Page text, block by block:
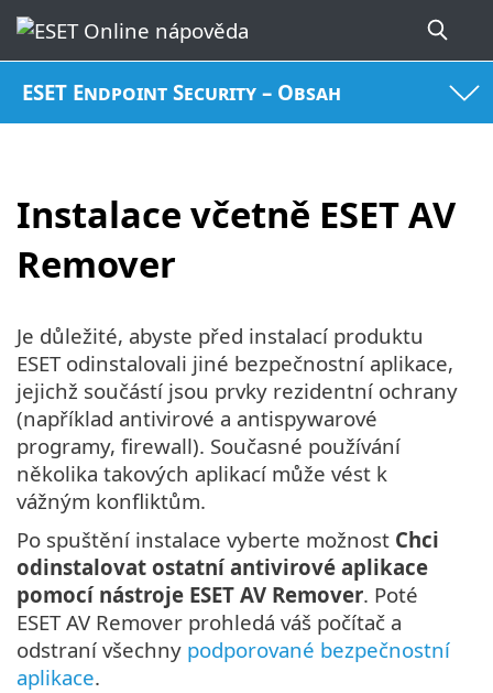
ESET Endpoint Security – Obsah
Instalace včetně ESET AV
Remover
Je důležité, abyste před instalací produktu
ESET odinstalovali jiné bezpečnostní aplikace,
jejichž součástí jsou prvky rezidentní ochrany
(například antivirové a antispywarové
programy, firewall). Současné používání
několika takových aplikací může vést k
vážným konfliktům.
Po spuštění instalace vyberte možnost Chci
odinstalovat ostatní antivirové aplikace
pomocí nástroje ESET AV Remover. Poté
ESET AV Remover prohledá váš počítač a
odstraní všechny podporované bezpečnostní
aplikace.